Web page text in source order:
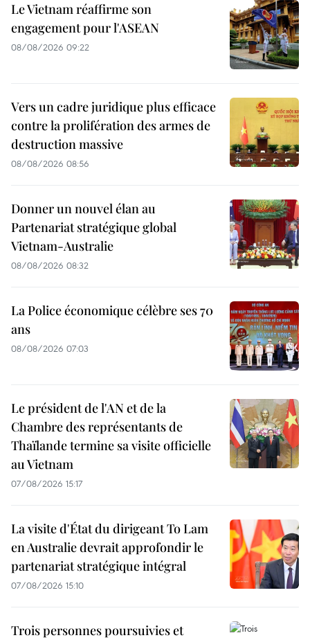
Le Vietnam réaffirme son
engagement pour l'ASEAN
08/08/2026 09:22
Vers un cadre juridique plus efficace
contre la prolifération des armes de
destruction massive
08/08/2026 08:56
Donner un nouvel élan au
Partenariat stratégique global
Vietnam-Australie
08/08/2026 08:32
La Police économique célèbre ses 70
ans
08/08/2026 07:03
Le président de l'AN et de la
Chambre des représentants de
Thaïlande termine sa visite officielle
au Vietnam
07/08/2026 15:17
La visite d'État du dirigeant To Lam
en Australie devrait approfondir le
partenariat stratégique intégral
07/08/2026 15:10
Trois personnes poursuivies et